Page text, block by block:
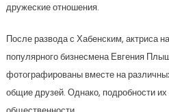
дружеские отношения.
После развода с Хабенским, актриса
популярного бизнесмена Евгения
фотографированы вместе на
общие друзей. Однако, подробности